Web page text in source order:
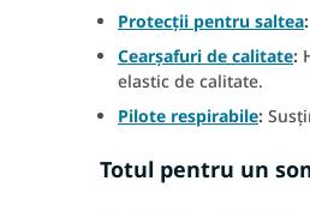
Protecții pentru saltea:
Cearșafuri de calitate:
elastic de calitate.
Pilote respirabile:
Totul pentru un